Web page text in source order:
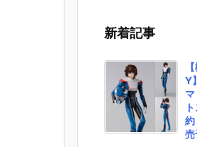
ード』食玩フ
【バンダイ】
より2026年8
月3日発売♪
新着記事
Y
売